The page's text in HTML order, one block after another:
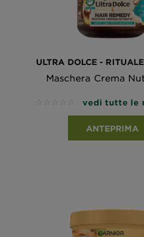
ULTRA DOLCE -
Maschera Crema
No reviews vedi tutte le
ANTEPRIMA